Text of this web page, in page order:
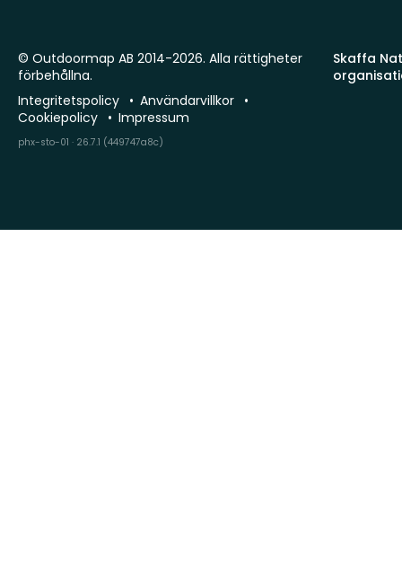
Skaffa
© Outdoormap AB 2014-2026. Alla rättigheter
förbehållna.
Integritetspolicy
Användarvillkor
Cookiepolicy
Impressum
phx-sto-01 · 26.7.1 (449747a8c)